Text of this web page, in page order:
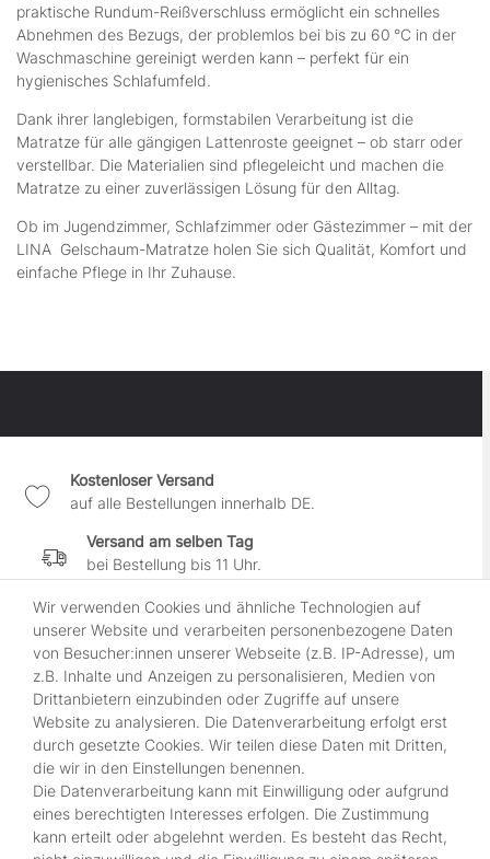
praktische Rundum-Reißverschluss ermöglicht ein schnelles
Abnehmen des Bezugs, der problemlos bei bis zu 60 °C in der
Waschmaschine gereinigt werden kann – perfekt für ein
hygienisches Schlafumfeld.
Dank ihrer langlebigen, formstabilen Verarbeitung ist die
Matratze für alle gängigen Lattenroste geeignet – ob starr oder
verstellbar. Die Materialien sind pflegeleicht und machen die
Matratze zu einer zuverlässigen Lösung für den Alltag.
Ob im Jugendzimmer, Schlafzimmer oder Gästezimmer – mit der
LINA Gelschaum-Matratze holen Sie sich Qualität, Komfort und
einfache Pflege in Ihr Zuhause.
Kostenloser Versand
auf alle Bestellungen innerhalb DE.
Versand am selben Tag
bei Bestellung bis 11 Uhr.
30 Tage Widerrufsrecht
wenn es Dir nicht gefällt.
100% sichere Zahlung
durch SSL-gesicherte Kasse.
Shop
Kontakt
Über Uns
Zahlungsmöglichkeiten
Wir verwenden Cookies und ähnliche Technologien auf
unserer Website und verarbeiten personenbezogene Daten
von Besucher:innen unserer Webseite (z.B. IP-Adresse), um
z.B. Inhalte und Anzeigen zu personalisieren, Medien von
Drittanbietern einzubinden oder Zugriffe auf unsere
Website zu analysieren. Die Datenverarbeitung erfolgt erst
durch gesetzte Cookies. Wir teilen diese Daten mit Dritten,
die wir in den Einstellungen benennen.
Die Datenverarbeitung kann mit Einwilligung oder aufgrund
eines berechtigten Interesses erfolgen. Die Zustimmung
kann erteilt oder abgelehnt werden. Es besteht das Recht,